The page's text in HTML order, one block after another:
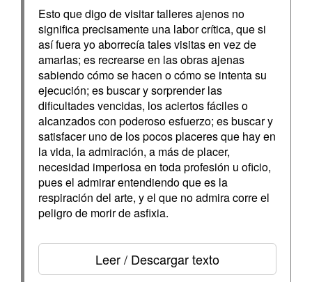
Esto que digo de visitar talleres ajenos no
significa precisamente una labor crítica, que si
así fuera yo aborrecía tales visitas en vez de
amarlas; es recrearse en las obras ajenas
sabiendo cómo se hacen o cómo se intenta su
ejecución; es buscar y sorprender las
dificultades vencidas, los aciertos fáciles o
alcanzados con poderoso esfuerzo; es buscar y
satisfacer uno de los pocos placeres que hay en
la vida, la admiración, a más de placer,
necesidad imperiosa en toda profesión u oficio,
pues el admirar entendiendo que es la
respiración del arte, y el que no admira corre el
peligro de morir de asfixia.
Leer / Descargar texto